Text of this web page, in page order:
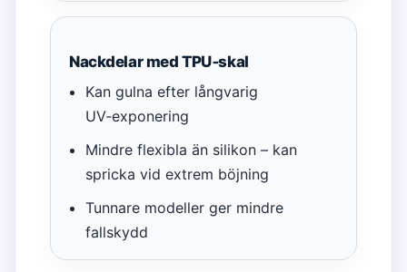
Nackdelar med TPU‑skal
Kan gulna efter långvarig
UV‑exponering
Mindre flexibla än silikon – kan
spricka vid extrem böjning
Tunnare modeller ger mindre
fallskydd